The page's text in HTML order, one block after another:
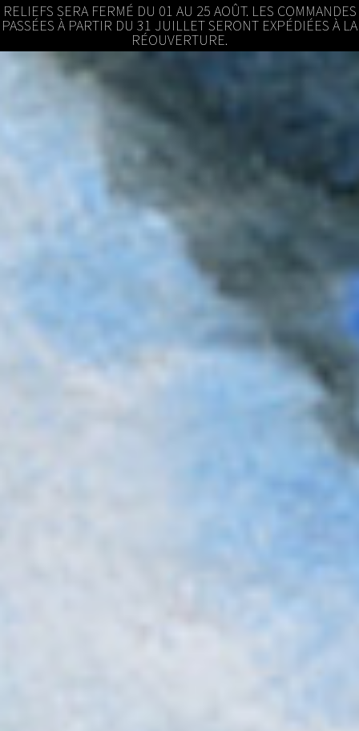
RELIEFS SERA FERMÉ DU 01 AU 25 AOÛT. LES COMMANDES
PASSÉES À PARTIR DU 31 JUILLET SERONT EXPÉDIÉES À LA
RÉOUVERTURE.